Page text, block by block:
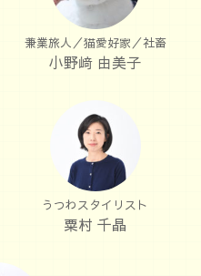
兼業旅人／猫愛好家／社畜
小野﨑 由美子
うつわスタイリスト
粟村 千晶